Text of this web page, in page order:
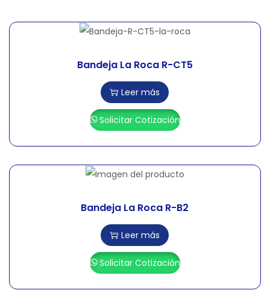
Bandeja La Roca R-CT5
Leer más
Solicitar Cotización
Bandeja La Roca R-B2
Leer más
Solicitar Cotización